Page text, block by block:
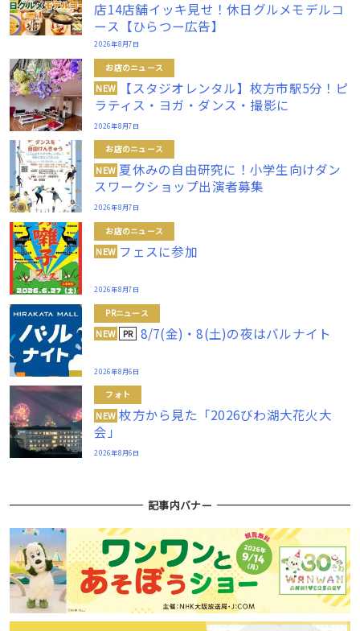
店14店舗イッキ見せ！休日グルメモデルコ
ース【ひらつー広告】
2026年8月7日
お店のニュース
NEW
【スタジオレンタル】枚方市駅5分！ピ
ラティス・ヨガ・ダンス・撮影に
2026年8月7日
お店のニュース
NEW 夏休みの自由研究に！小学生向けダン
スワークショップ出演者募集
2026年8月7日
お店のニュース
NEW フェスに参加
2026年8月7日
PRニュース
NEW PR 8/7(金)・8(土)の夜はバルナイト
2026年8月6日
フォト
NEW 枚方から見た「2026びわ湖大花火大
会」
2026年8月6日
記事内バナー